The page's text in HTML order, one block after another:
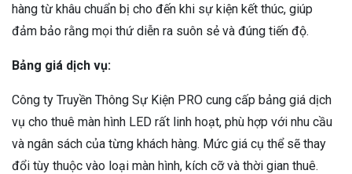
hàng từ khâu chuẩn bị cho đến khi sự kiện kết thúc, giúp
đảm bảo rằng mọi thứ diễn ra suôn sẻ và đúng tiến độ.
Bảng giá dịch vụ:
Công ty Truyền Thông Sự Kiện PRO cung cấp bảng giá dịch
vụ cho thuê màn hình LED rất linh hoạt, phù hợp với nhu cầu
và ngân sách của từng khách hàng. Mức giá cụ thể sẽ thay
đổi tùy thuộc vào loại màn hình, kích cỡ và thời gian thuê.